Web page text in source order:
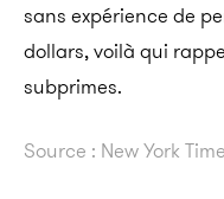
sans expérience de
dollars, voilà qui
subprimes.
Source : New York